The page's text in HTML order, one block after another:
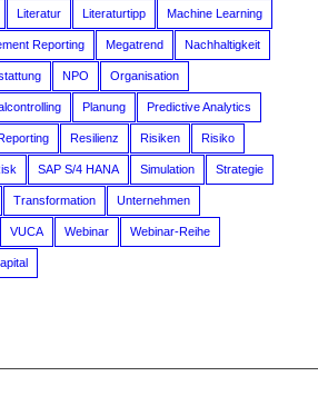
Literatur Literaturtipp Machine Learning
Reporting Megatrend Nachhaltigkeit
NPO Organisation
Planung Predictive Analytics
Resilienz Risiken Risiko
SAP S/4 HANA Simulation Strategie
Transformation Unternehmen
VUCA Webinar Webinar-Reihe